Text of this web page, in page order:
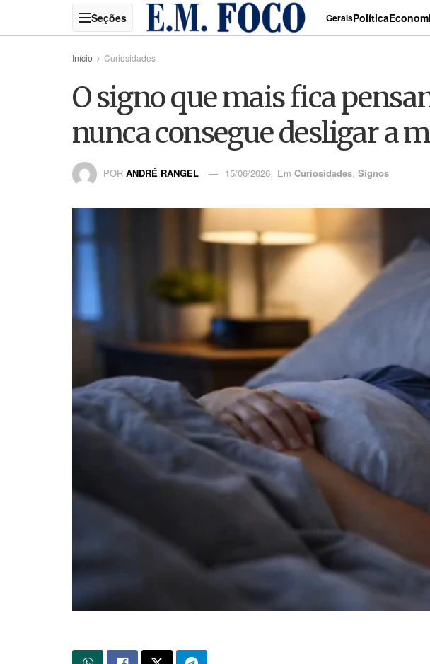
GeraisPolítica
Início Curiosidades
O signo que mais fica
nunca consegue desligar a
POR ANDRÉ RANGEL 15/06/2026 Em Curiosidades, Signos